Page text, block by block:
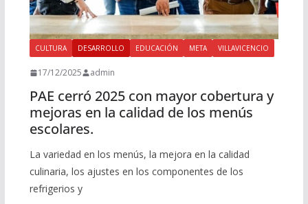
CULTURA DESARROLLO EDUCACIÓN META VILLAVICENCIO
17/12/2025 admin
PAE cerró 2025 con mayor cobertura y
mejoras en la calidad de los menús
escolares.
La variedad en los menús, la mejora en la calidad
culinaria, los ajustes en los componentes de los
refrigerios y